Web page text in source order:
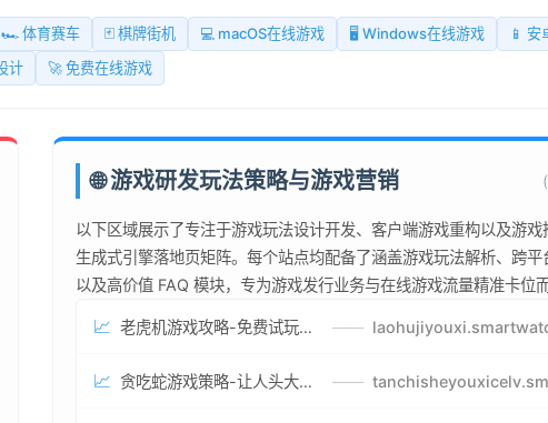
🏎️ 体育赛车 🃏 棋牌街机 💻 macOS在线游戏 🖥️ Windows在线游戏
📱
计
🚀 免费在线游戏
🌐 游戏研发玩法策略与游戏营销
以下区域展示了专注于游戏玩法设计开发、客户端游戏重构以及游戏
生成式引擎落地页矩阵。每个站点均配备了涵盖游戏玩法解析、跨平
以及高价值 FAQ 模块，专为游戏发行业务与在线游戏流量精准卡位而
📈 老虎机游戏攻略-免费试玩的老虎机游戏-老虎机游戏币兑换方式 ——
📈 贪吃蛇游戏策略-让人头大的贪吃蛇游戏-贪吃蛇游戏攻略指南 ——